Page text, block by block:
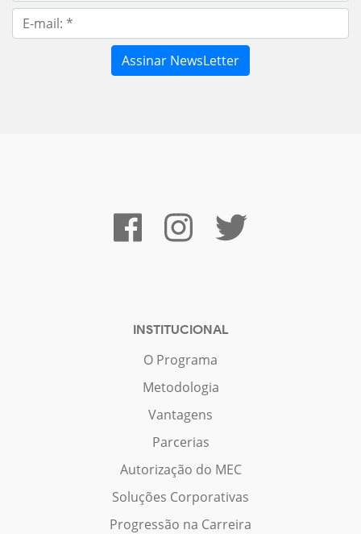
INSTITUCIONAL
O Programa
Metodologia
Vantagens
Parcerias
Autorização do MEC
Soluções Corporativas
Progressão na Carreira